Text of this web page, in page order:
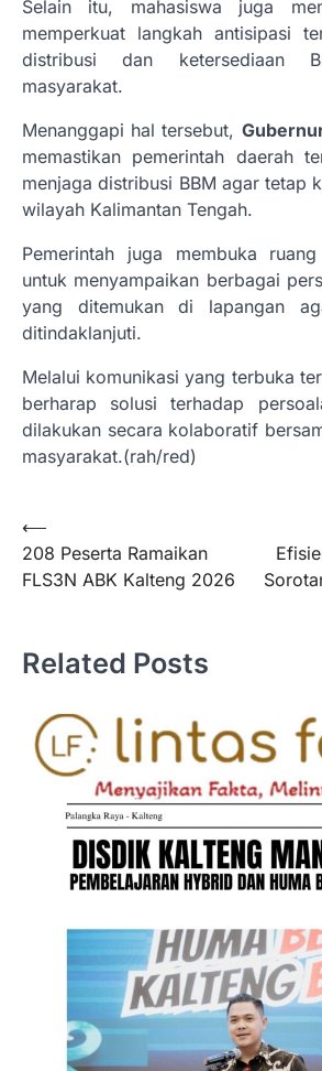
Selain itu, mahasiswa juga
memperkuat langkah antisipasi
distribusi dan ketersediaan
masyarakat.
Menanggapi hal tersebut,
memastikan pemerintah daerah
menjaga distribusi BBM agar tetap
wilayah Kalimantan Tengah.
Pemerintah juga membuka
untuk menyampaikan berbagai
yang ditemukan di lapangan
ditindaklanjuti.
Melalui komunikasi yang terbuka
berharap solusi terhadap
dilakukan secara kolaboratif
masyarakat.(rah/red)
Navigasi
pos
⟵
208 Peserta Ramaikan
FLS3N ABK Kalteng 2026
Related Posts